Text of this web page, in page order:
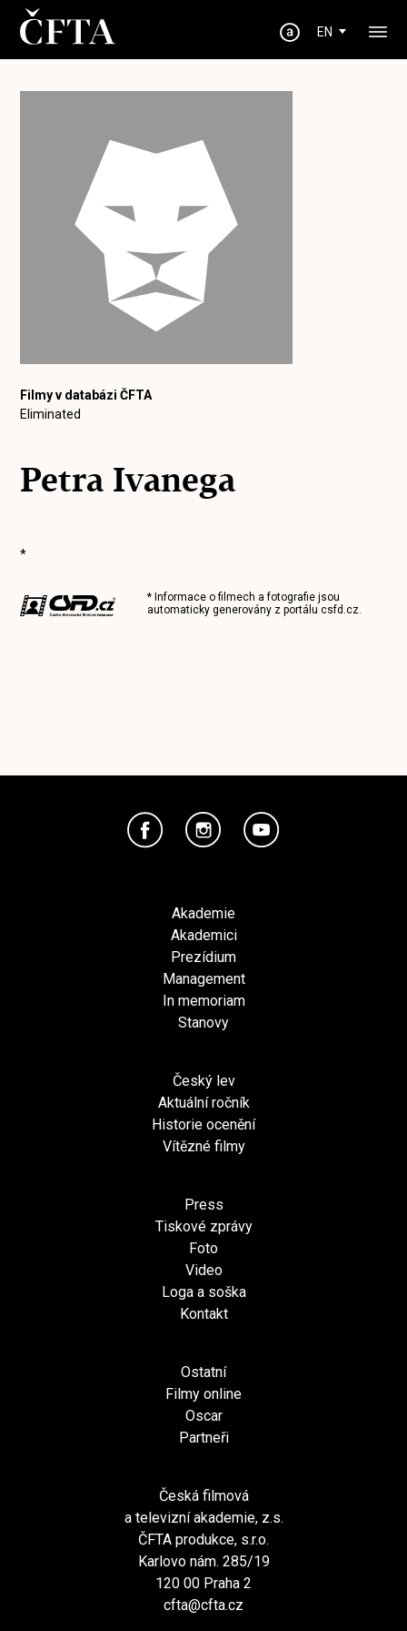
EN
Filmy v databázi ČFTA
Eliminated
Petra Ivanega
*
* Informace o filmech a fotografie jsou
automaticky generovány z portálucsfd.cz.
Akademie
Akademici
Prezídium
Management
In memoriam
Stanovy
Český lev
Aktuální ročník
Historie ocenění
Vítězné filmy
Press
Tiskové zprávy
Foto
Video
Loga a soška
Kontakt
Ostatní
Filmy online
Oscar
Partneři
Česká filmová
a televizní akademie, z.s.
ČFTA produkce, s.r.o.
Karlovo nám. 285/19
120 00 Praha 2
cfta@cfta.cz